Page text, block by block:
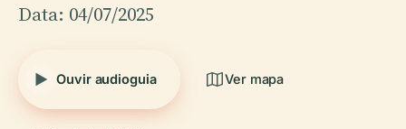
Data: 04/07/2025
Ouvir audioguia Ver mapa